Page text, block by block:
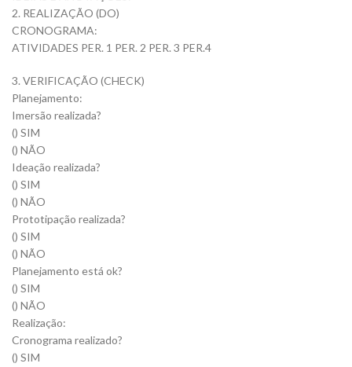
2. REALIZAÇÃO (DO)
CRONOGRAMA:
ATIVIDADES PER. 1 PER. 2 PER. 3 PER.4
3. VERIFICAÇÃO (CHECK)
Planejamento:
Imersão realizada?
() SIM
() NÃO
Ideação realizada?
() SIM
() NÃO
Prototipação realizada?
() SIM
() NÃO
Planejamento está ok?
() SIM
() NÃO
Realização:
Cronograma realizado?
() SIM